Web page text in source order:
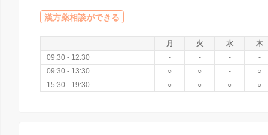
漢方薬相談ができる
月 火 水
木
09:30 - 12:30
- - -
-
09:30 - 13:30
○ ○ -
○
15:30 - 19:30
○ ○ ○ ○